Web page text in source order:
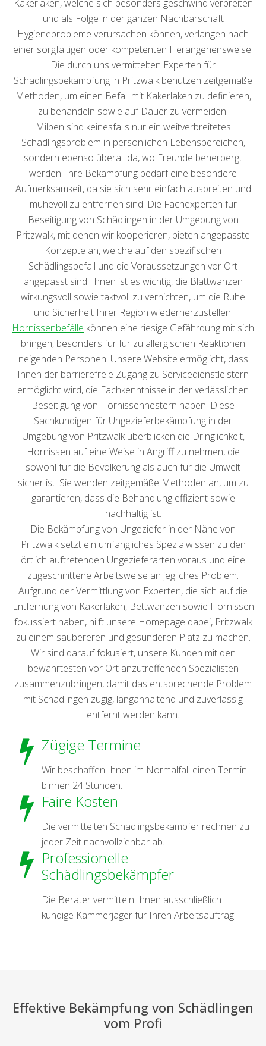
Kakerlaken, welche sich besonders geschwind verbreiten
und als Folge in der ganzen Nachbarschaft
Hygieneprobleme verursachen können, verlangen nach
einer sorgfältigen oder kompetenten Herangehensweise.
Die durch uns vermittelten Experten für
Schädlingsbekämpfung in Pritzwalk benutzen zeitgemäße
Methoden, um einen Befall mit Kakerlaken zu definieren,
zu behandeln sowie auf Dauer zu vermeiden.
Milben sind keinesfalls nur ein weitverbreitetes
Schädlingsproblem in persönlichen Lebensbereichen,
sondern ebenso überall da, wo Freunde beherbergt
werden. Ihre Bekämpfung bedarf eine besondere
Aufmerksamkeit, da sie sich sehr einfach ausbreiten und
mühevoll zu entfernen sind. Die Fachexperten für
Beseitigung von Schädlingen in der Umgebung von
Pritzwalk, mit denen wir kooperieren, bieten angepasste
Konzepte an, welche auf den spezifischen
Schädlingsbefall und die Voraussetzungen vor Ort
angepasst sind. Ihnen ist es wichtig, die Blattwanzen
wirkungsvoll sowie taktvoll zu vernichten, um die Ruhe
und Sicherheit Ihrer Region wiederherzustellen.
Hornissenbefälle können eine riesige Gefährdung mit sich
bringen, besonders für für zu allergischen Reaktionen
neigenden Personen. Unsere Website ermöglicht, dass
Ihnen der barrierefreie Zugang zu Servicedienstleistern
ermöglicht wird, die Fachkenntnisse in der verlässlichen
Beseitigung von Hornissennestern haben. Diese
Sachkundigen für Ungezieferbekämpfung in der
Umgebung von Pritzwalk überblicken die Dringlichkeit,
Hornissen auf eine Weise in Angriff zu nehmen, die
sowohl für die Bevölkerung als auch für die Umwelt
sicher ist. Sie wenden zeitgemäße Methoden an, um zu
garantieren, dass die Behandlung effizient sowie
nachhaltig ist.
Die Bekämpfung von Ungeziefer in der Nähe von
Pritzwalk setzt ein umfängliches Spezialwissen zu den
örtlich auftretenden Ungezieferarten voraus und eine
zugeschnittene Arbeitsweise an jegliches Problem.
Aufgrund der Vermittlung von Experten, die sich auf die
Entfernung von Kakerlaken, Bettwanzen sowie Hornissen
fokussiert haben, hilft unsere Homepage dabei, Pritzwalk
zu einem saubereren und gesünderen Platz zu machen.
Wir sind darauf fokusiert, unsere Kunden mit den
bewährtesten vor Ort anzutreffenden Spezialisten
zusammenzubringen, damit das entsprechende Problem
mit Schädlingen zügig, langanhaltend und zuverlässig
entfernt werden kann.
Zügige Termine
Wir beschaffen Ihnen im Normalfall einen Termin
binnen 24 Stunden.
Faire Kosten
Die vermittelten Schädlingsbekämpfer rechnen zu
jeder Zeit nachvollziehbar ab.
Professionelle
Schädlingsbekämpfer
Die Berater vermitteln Ihnen ausschließlich
kundige Kammerjäger für Ihren Arbeitsauftrag.
Effektive Bekämpfung von Schädlingen
vom Profi